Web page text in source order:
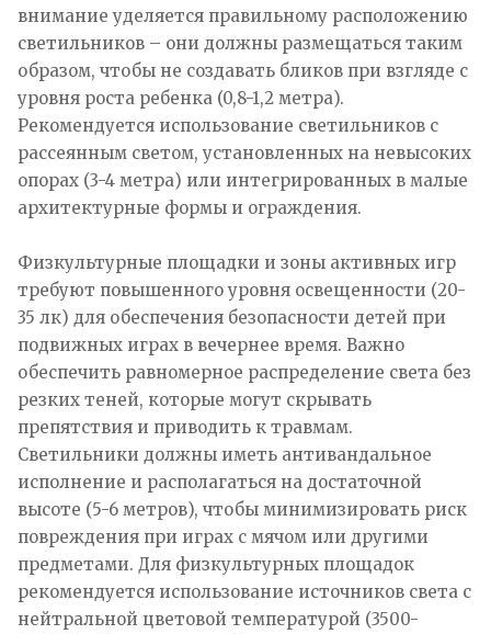
внимание уделяется правильному расположению
светильников – они должны размещаться таким
образом, чтобы не создавать бликов при взгляде с
уровня роста ребенка (0,8-1,2 метра).
Рекомендуется использование светильников с
рассеянным светом, установленных на невысоких
опорах (3-4 метра) или интегрированных в малые
архитектурные формы и ограждения.
Физкультурные площадки и зоны активных игр
требуют повышенного уровня освещенности (20-
35 лк) для обеспечения безопасности детей при
подвижных играх в вечернее время. Важно
обеспечить равномерное распределение света без
резких теней, которые могут скрывать
препятствия и приводить к травмам.
Светильники должны иметь антивандальное
исполнение и располагаться на достаточной
высоте (5-6 метров), чтобы минимизировать риск
повреждения при играх с мячом или другими
предметами. Для физкультурных площадок
рекомендуется использование источников света с
нейтральной цветовой температурой (3500-